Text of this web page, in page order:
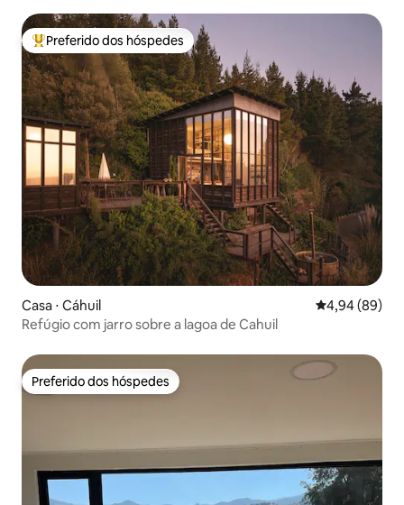
Entre os melhores preferidos dos hóspedes
Preferido dos hóspedes
Casa ⋅ Cáhuil 4,94 de uma
4,94 (89)
Refúgio com jarro sobre a lagoa de Cahuil
Preferido dos hóspedes
Preferido dos hóspedes